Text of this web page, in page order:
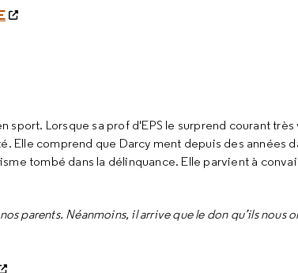
sport. Lorsque sa prof d'EPS le surprend courant très
Elle comprend que Darcy ment depuis des années
tombé dans la délinquance. Elle parvient à
parents. Néanmoins, il arrive que le don qu’ils nous